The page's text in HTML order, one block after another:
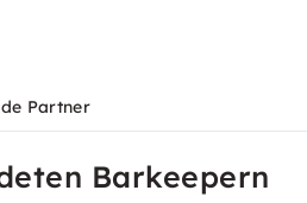
Partner
Barkeepern